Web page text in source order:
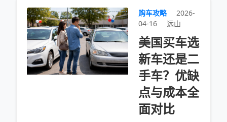
购车攻略
2026-
04-16
远山
美国买车选
新车还是二
手车？优缺
点与成本全
面对比